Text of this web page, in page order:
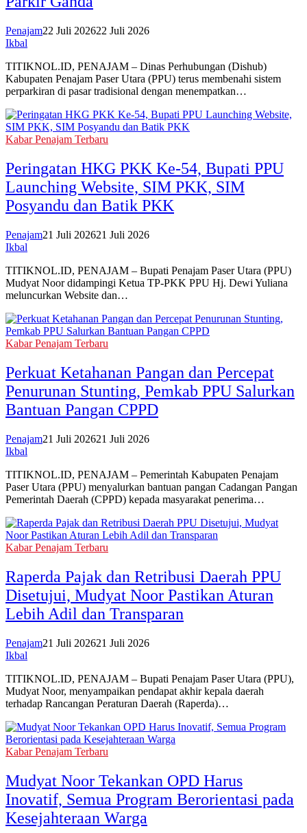
Penajam22 Juli 202622 Juli 2026
Ikbal
TITIKNOL.ID, PENAJAM – Dinas Perhubungan (Dishub)
Kabupaten Penajam Paser Utara (PPU) terus membenahi sistem
perparkiran di pasar tradisional dengan menempatkan…
Kabar Penajam Terbaru
Peringatan HKG PKK Ke-54, Bupati PPU
Launching Website, SIM PKK, SIM
Posyandu dan Batik PKK
Penajam21 Juli 202621 Juli 2026
Ikbal
TITIKNOL.ID, PENAJAM – Bupati Penajam Paser Utara (PPU)
Mudyat Noor didampingi Ketua TP-PKK PPU Hj. Dewi Yuliana
meluncurkan Website dan…
Kabar Penajam Terbaru
Perkuat Ketahanan Pangan dan Percepat
Penurunan Stunting, Pemkab PPU Salurkan
Bantuan Pangan CPPD
Penajam21 Juli 202621 Juli 2026
Ikbal
TITIKNOL.ID, PENAJAM – Pemerintah Kabupaten Penajam
Paser Utara (PPU) menyalurkan bantuan pangan Cadangan Pangan
Pemerintah Daerah (CPPD) kepada masyarakat penerima…
Kabar Penajam Terbaru
Raperda Pajak dan Retribusi Daerah PPU
Disetujui, Mudyat Noor Pastikan Aturan
Lebih Adil dan Transparan
Penajam21 Juli 202621 Juli 2026
Ikbal
TITIKNOL.ID, PENAJAM – Bupati Penajam Paser Utara (PPU),
Mudyat Noor, menyampaikan pendapat akhir kepala daerah
terhadap Rancangan Peraturan Daerah (Raperda)…
Kabar Penajam Terbaru
Mudyat Noor Tekankan OPD Harus
Inovatif, Semua Program Berorientasi pada
Kesejahteraan Warga